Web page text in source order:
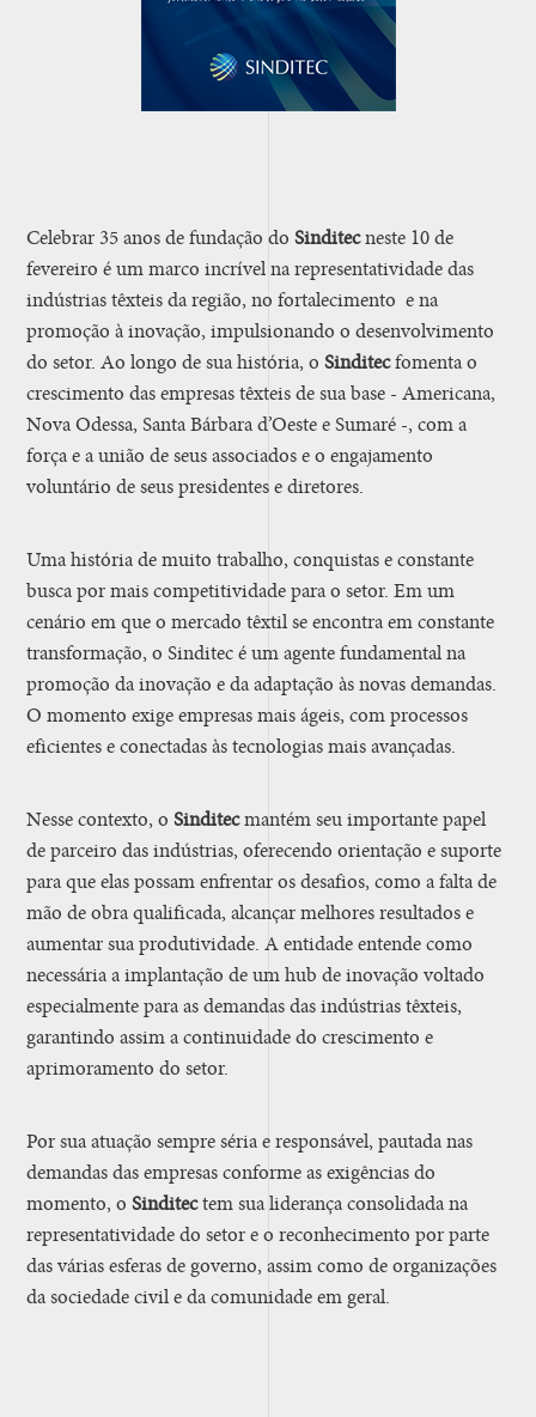
Celebrar 35 anos de fundação doSinditecneste 10 de
fevereiro é um marco incrível na representatividade das
indústrias têxteis da região, no fortalecimento e na
promoção à inovação, impulsionando o desenvolvimento
do setor. Ao longo de sua história, oSinditecfomenta o
crescimento das empresas têxteis de sua base - Americana,
Nova Odessa, Santa Bárbara d’Oeste e Sumaré -, com a
força e a união de seus associados e o engajamento
voluntário de seus presidentes e diretores.
Uma história de muito trabalho, conquistas e constante
busca por mais competitividade para o setor. Em um
cenário em que o mercado têxtil se encontra em constante
transformação, o Sinditec é um agente fundamental na
promoção da inovação e da adaptação às novas demandas.
O momento exige empresas mais ágeis, com processos
eficientes e conectadas às tecnologias mais avançadas.
Nesse contexto, oSinditecmantém seu importante papel
de parceiro das indústrias, oferecendo orientação e suporte
para que elas possam enfrentar os desafios, como a falta de
mão de obra qualificada, alcançar melhores resultados e
aumentar sua produtividade. A entidade entende como
necessária a implantação de um hub de inovação voltado
especialmente para as demandas das indústrias têxteis,
garantindo assim a continuidade do crescimento e
aprimoramento do setor.
Por sua atuação sempre séria e responsável, pautada nas
demandas das empresas conforme as exigências do
momento, oSinditectem sua liderança consolidada na
representatividade do setor e o reconhecimento por parte
das várias esferas de governo, assim como de organizações
da sociedade civil e da comunidade em geral.